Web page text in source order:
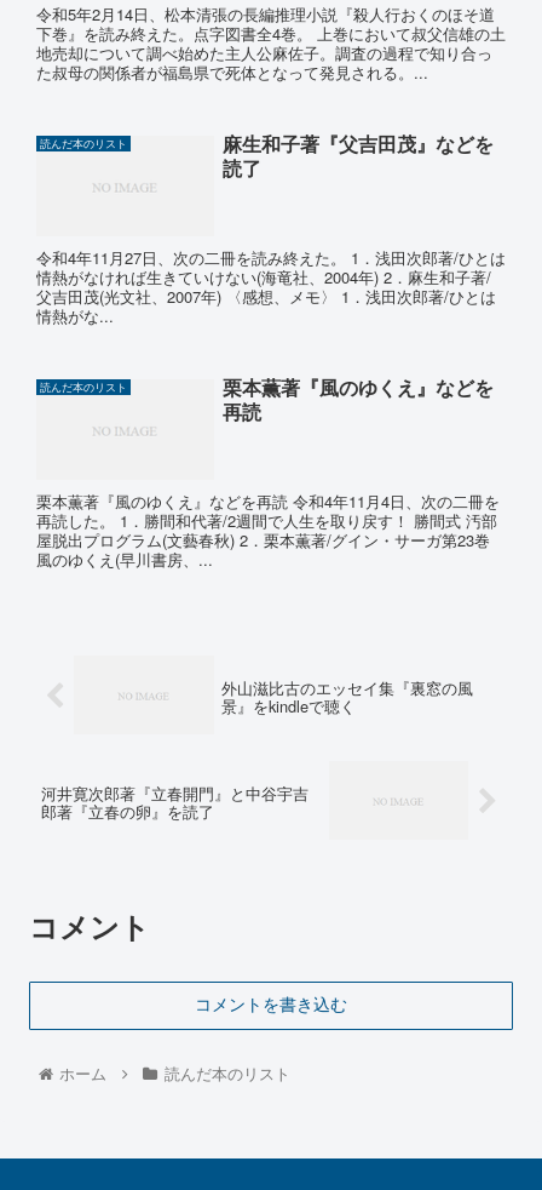
令和5年2月14日、松本清張の長編推理小説『殺人行おくのほそ道
下巻』を読み終えた。点字図書全4巻。 上巻において叔父信雄の土
地売却について調べ始めた主人公麻佐子。調査の過程で知り合っ
た叔母の関係者が福島県で死体となって発見される。...
読んだ本のリスト
麻生和子著『父吉田茂』などを
読了
令和4年11月27日、次の二冊を読み終えた。 1．浅田次郎著/ひとは
情熱がなければ生きていけない(海竜社、2004年) 2．麻生和子著/
父吉田茂(光文社、2007年) 〈感想、メモ〉 1．浅田次郎著/ひとは
情熱がな...
読んだ本のリスト
栗本薫著『風のゆくえ』などを
再読
栗本薫著『風のゆくえ』などを再読 令和4年11月4日、次の二冊を
再読した。 1．勝間和代著/2週間で人生を取り戻す！ 勝間式 汚部
屋脱出プログラム(文藝春秋) 2．栗本薫著/グイン・サーガ第23巻
風のゆくえ(早川書房、...
外山滋比古のエッセイ集『裏窓の風
景』をkindleで聴く
河井寛次郎著『立春開門』と中谷宇吉
郎著『立春の卵』を読了
コメント
コメントを書き込む
ホーム 読んだ本のリスト